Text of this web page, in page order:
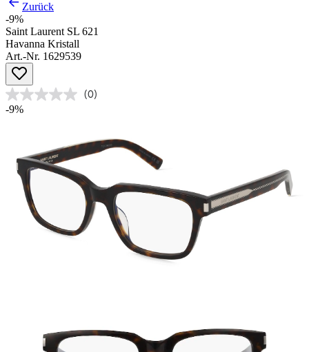
Zurück
-9%
Saint Laurent SL 621
Havanna Kristall
Art.-Nr. 1629539
(0)
-9%